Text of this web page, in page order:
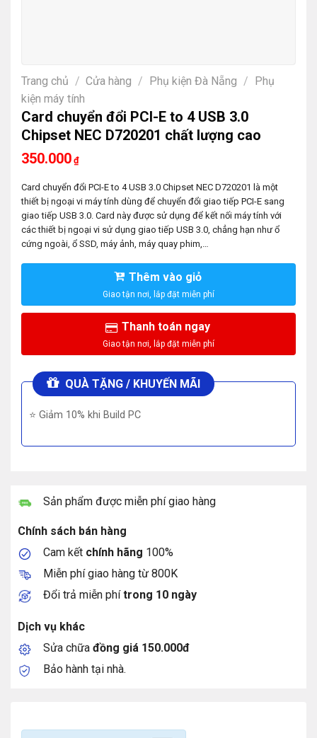
Trang chủ / Cửa hàng / Phụ kiện Đà Nẵng /
Phụ
kiện máy tính
Card chuyển đổi PCI-E to 4 USB 3.0
Chipset NEC D720201 chất lượng cao
350.000 ₫
Card chuyển đổi PCI-E to 4 USB 3.0 Chipset NEC D720201 là một
thiết bị ngoại vi máy tính dùng để chuyển đổi giao tiếp PCI-E sang
giao tiếp USB 3.0. Card này được sử dụng để kết nối máy tính với
các thiết bị ngoại vi sử dụng giao tiếp USB 3.0, chẳng hạn như ổ
cứng ngoài, ổ SSD, máy ảnh, máy quay phim,…
Thêm vào giỏ
Thanh toán ngay
QUÀ TẶNG / KHUYẾN MÃI
⭐ Giảm 10% khi Build PC
Sản phẩm được miễn phí giao hàng
Chính sách bán hàng
Cam kết chính hãng 100%
Miễn phí giao hàng từ 800K
Đổi trả miễn phítrong 10 ngày
Dịch vụ khác
Sửa chữa đồng giá 150.000đ
Bảo hành tại nhà.